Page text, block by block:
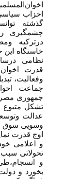
احزاب
گذشته
چشمگیری
درترکیه
خاستگاه این
وفعالیت،
جماعت
تشکل متبوع
عدالت
وسویی سوق
اوج قدرت
و اعلامی
تحولاتی سبب
و
بخورد و دولت